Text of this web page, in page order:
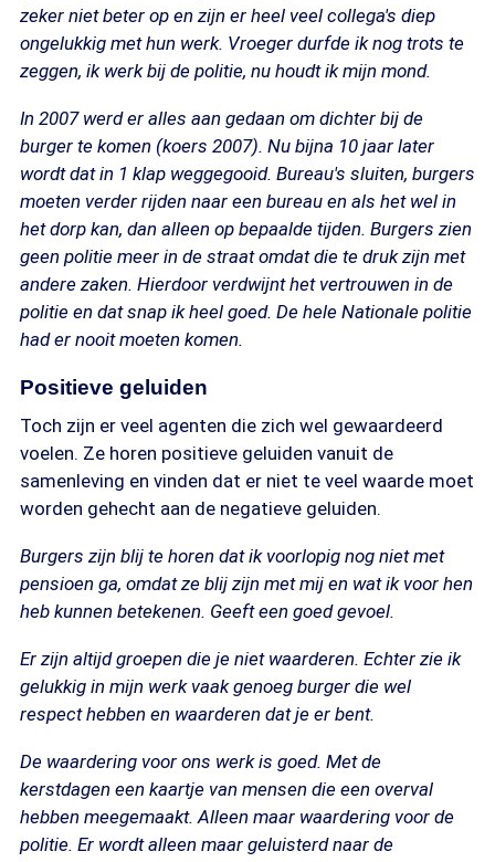
zeker niet beter op en zijn er heel veel collega's diep
ongelukkig met hun werk. Vroeger durfde ik nog trots te
zeggen, ik werk bij de politie, nu houdt ik mijn mond.
In 2007 werd er alles aan gedaan om dichter bij de
burger te komen (koers 2007). Nu bijna 10 jaar later
wordt dat in 1 klap weggegooid. Bureau's sluiten, burgers
moeten verder rijden naar een bureau en als het wel in
het dorp kan, dan alleen op bepaalde tijden. Burgers zien
geen politie meer in de straat omdat die te druk zijn met
andere zaken. Hierdoor verdwijnt het vertrouwen in de
politie en dat snap ik heel goed. De hele Nationale politie
had er nooit moeten komen.
Positieve geluiden
Toch zijn er veel agenten die zich wel gewaardeerd
voelen. Ze horen positieve geluiden vanuit de
samenleving en vinden dat er niet te veel waarde moet
worden gehecht aan de negatieve geluiden.
Burgers zijn blij te horen dat ik voorlopig nog niet met
pensioen ga, omdat ze blij zijn met mij en wat ik voor hen
heb kunnen betekenen. Geeft een goed gevoel.
Er zijn altijd groepen die je niet waarderen. Echter zie ik
gelukkig in mijn werk vaak genoeg burger die wel
respect hebben en waarderen dat je er bent.
De waardering voor ons werk is goed. Met de
kerstdagen een kaartje van mensen die een overval
hebben meegemaakt. Alleen maar waardering voor de
politie. Er wordt alleen maar geluisterd naar de